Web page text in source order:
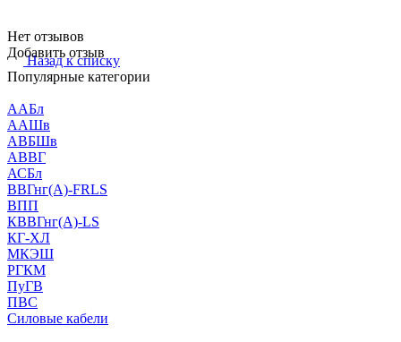
Нет отзывов
Добавить отзыв
Назад к списку
Популярные категории
ААБл
ААШв
АВБШв
АВВГ
АСБл
ВВГнг(А)-FRLS
ВПП
КВВГнг(А)-LS
КГ-ХЛ
МКЭШ
РГКМ
ПуГВ
ПВС
Силовые кабели